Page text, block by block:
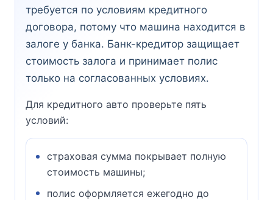
требуется по условиям кредитного
договора, потому что машина находится в
залоге у банка. Банк-кредитор защищает
стоимость залога и принимает полис
только на согласованных условиях.
Для кредитного авто проверьте пять
условий:
страховая сумма покрывает полную
стоимость машины;
полис оформляется ежегодно до